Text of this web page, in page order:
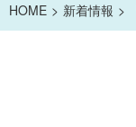
HOME 新着情報